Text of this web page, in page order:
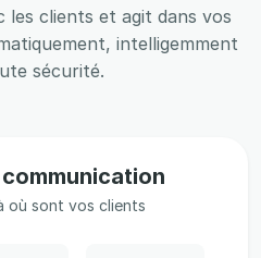
les clients et agit dans vos
intelligemment
sécurité.
où sont vos clients